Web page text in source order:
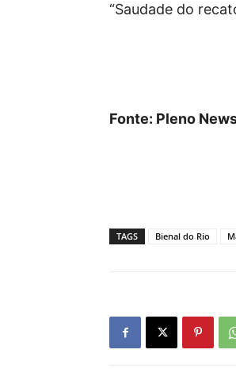
“Saudade do
Fonte: Pleno
TAGS Bienal do Rio